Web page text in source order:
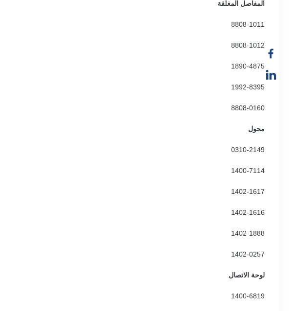
المفاصل المغلقة
8808-1011
8808-1012
1890-4875
1992-8395
8808-0160
محول
0310-2149
1400-7114
1402-1617
1402-1616
1402-1888
1402-0257
لوحة الاتصال
1400-6819